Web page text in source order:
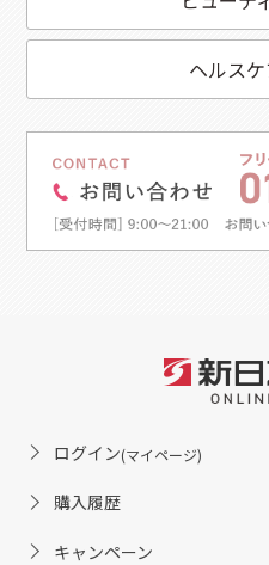
ヘルス
ログイン(マイページ)
購入履歴
キャンペーン